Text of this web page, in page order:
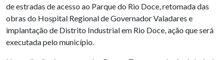
de estradas de acesso ao Parque do Rio Doce, retomada das
obras do Hospital Regional de Governador Valadares e
implantação de Distrito Industrial em Rio Doce, ação que será
executada pelo município.